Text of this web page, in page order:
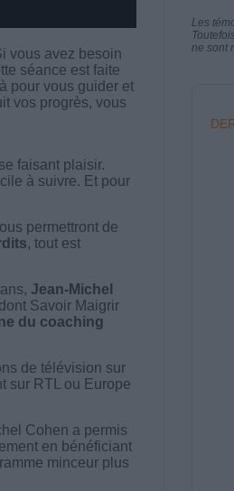
vous avez besoin
séance est faite
pour vous guider et
vos progrès, vous
faisant plaisir.
à suivre. Et pour
permettront de
, tout est
Jean-Michel
Savoir Maigrir
du coaching
de télévision sur
sur RTL ou Europe
Cohen a permis
en bénéficiant
minceur plus
Les
ne sont